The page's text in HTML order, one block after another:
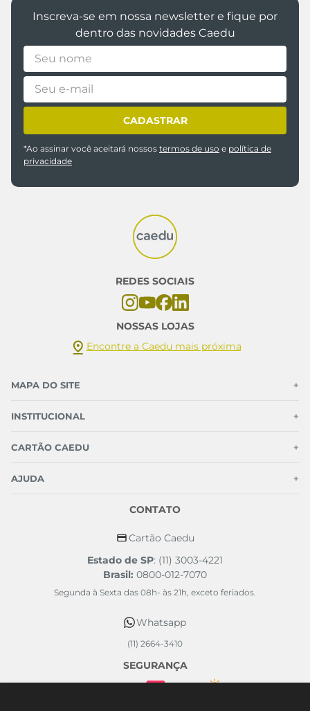
Inscreva-se em nossa newsletter e fique por
dentro das novidades Caedu
CADASTRAR
*Ao assinar você aceitará nossos termos de uso e política de
privacidade
REDES SOCIAIS
NOSSAS LOJAS
Encontre a Caedu mais próxima
MAPA DO SITE +
INSTITUCIONAL +
CARTÃO CAEDU +
AJUDA +
CONTATO
Cartão Caedu
Estado de SP: (11) 3003-4221
Brasil: 0800-012-7070
Segunda à Sexta das 08h- às 21h, exceto feriados.
Whatsapp
(11) 2664-3410
SEGURANÇA